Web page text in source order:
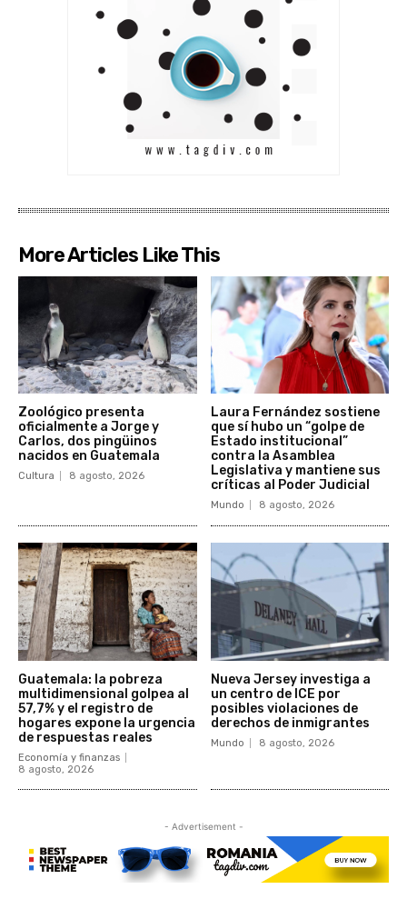
More Articles Like This
Zoológico presenta
oficialmente a Jorge y
Carlos, dos pingüinos
nacidos en Guatemala
Cultura 8 agosto, 2026
Laura Fernández sostiene
que sí hubo un “golpe de
Estado institucional”
contra la Asamblea
Legislativa y mantiene sus
críticas al Poder Judicial
Mundo 8 agosto, 2026
Guatemala: la pobreza
multidimensional golpea al
57,7% y el registro de
hogares expone la urgencia
de respuestas reales
Economía y finanzas
8 agosto, 2026
Nueva Jersey investiga a
un centro de ICE por
posibles violaciones de
derechos de inmigrantes
Mundo 8 agosto, 2026
- Advertisement -